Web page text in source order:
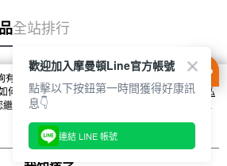
全站排行
關本網站使用 cookie 方式之詳情，及若您不希
何變更電腦的 cookie 設定，請參閱本網站「
隱私
繼續使用本網站即表示您同意本公司得按本網站使
。
歡迎加入摩曼頓Line官方帳號
點擊以下按鈕第一時間獲得好康訊
息👇
連結 LINE 帳號